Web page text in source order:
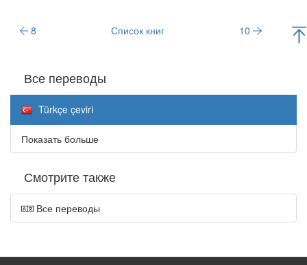
8 Список книг 10
Все переводы
Türkçe çeviri
Показать больше
Смотрите также
Все переводы